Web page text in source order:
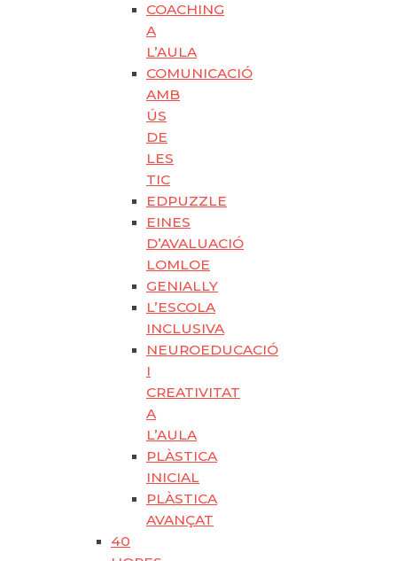
COACHING
A
L’AULA
COMUNICACIÓ
AMB
ÚS
DE
LES
TIC
EDPUZZLE
EINES
D’AVALUACIÓ
LOMLOE
GENIALLY
L’ESCOLA
INCLUSIVA
NEUROEDUCACIÓ
I
CREATIVITAT
A
L’AULA
PLÀSTICA
INICIAL
PLÀSTICA
AVANÇAT
40